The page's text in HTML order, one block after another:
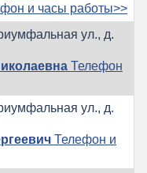
и часы работы>>
ул., д.
Телефон
ул., д.
Телефон и